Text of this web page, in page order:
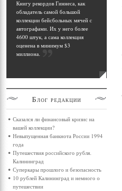
Книгу рекордов Гиннеса, как
обладатель самой большой
коллекции бейсбольных мячей с
автографами. Их у него более
4600 штук, а сама коллекция
оценена в минимум $3
миллиона.
Блог редакции
Сказался ли финансовый кризис на
вашей коллекции?
Невыпущенная банкнота России 1994
года
Путешествия российского рубля.
Калининград
Суперкары прошлого и безопасность
10 рублей Калининград и немного о
путешествии